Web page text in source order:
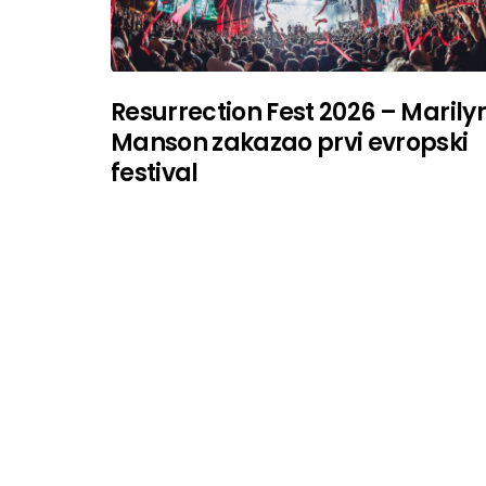
Resurrection Fest 2026 –
Manson zakazao prvi evropski
festival